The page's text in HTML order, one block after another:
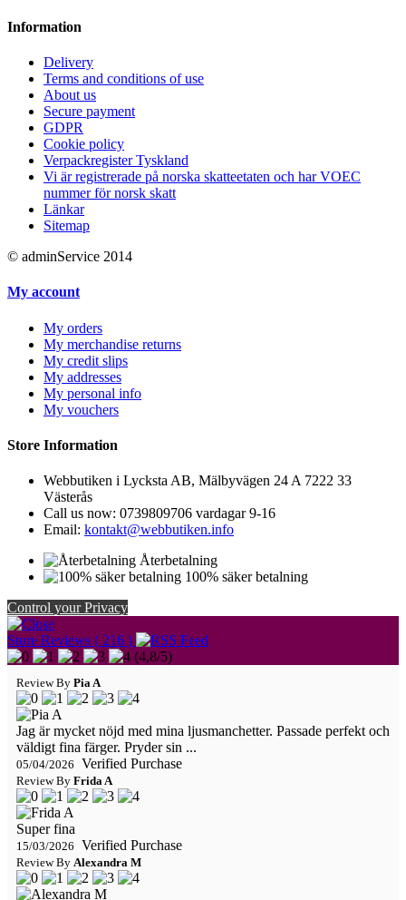
Information
Delivery
Terms and conditions of use
About us
Secure payment
GDPR
Cookie policy
Verpackregister Tyskland
Vi är registrerade på norska skatteetaten och har VOEC
nummer för norsk skatt
Länkar
Sitemap
© adminService 2014
My account
My orders
My merchandise returns
My credit slips
My addresses
My personal info
My vouchers
Store Information
Webbutiken i Lycksta AB, Mälbyvägen 24 A 7222 33
Västerås
Call us now: 0739809706 vardagar 9-16
Email: kontakt@webbutiken.info
Återbetalning
100% säker betalning
Control your Privacy
Store Reviews ( 216 )
(4,8/5)
Review By Pia A
Jag är mycket nöjd med mina ljusmanchetter. Passade perfekt och
väldigt fina färger. Pryder sin ...
05/04/2026 Verified Purchase
Review By Frida A
Super fina
15/03/2026 Verified Purchase
Review By Alexandra M